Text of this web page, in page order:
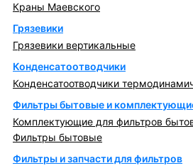
Краны Маевского
Грязевики
Грязевики вертикальные
Конденсатоотводчики
Конденсатоотводчики
Фильтры бытовые и
Комплектующие для фильтров
Фильтры бытовые
Фильтры и запчасти для фильтров